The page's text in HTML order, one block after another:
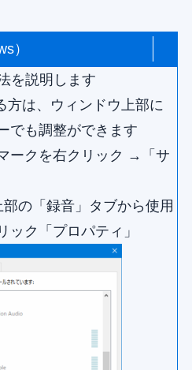
）
を説明します
は、ウィンドウ上部に
でも調整ができます
ークを右クリック →「サ
の「録音」タブから使用
ック「プロパティ」